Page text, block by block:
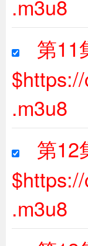
.m3u8
第11
.m3u8
第12
.m3u8